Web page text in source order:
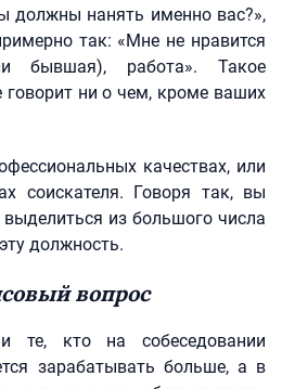
должны нанять именно вас?»,
так: «Мне не нравится
бывшая), работа». Такое
ни о чем, кроме ваших
качествах, или
соискателя. Говоря так, вы
из большого числа
должность.
вопрос
те, кто на собеседовании
зарабатывать больше, а в